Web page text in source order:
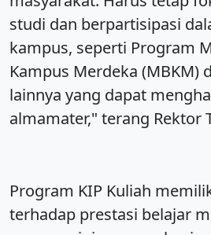
studi dan berpartisipasi
kampus, seperti Program
Kampus Merdeka (MBKM)
lainnya yang dapat
almamater," terang Rektor
Program KIP Kuliah
terhadap prestasi belajar